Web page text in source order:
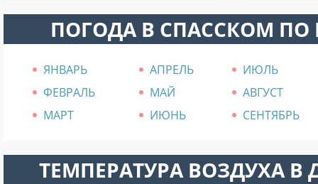
ПОГОДА В СПАССКОМ
ЯНВАРЬ АПРЕЛЬ
ИЮЛЬ
ФЕВРАЛЬ
МАЙ
АВГУСТ
МАРТ
ИЮНЬ СЕНТЯБРЬ
ТЕМПЕРАТУРА ВОЗДУХА В